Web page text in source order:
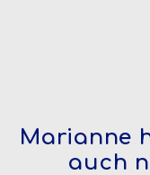
Marianne
auch